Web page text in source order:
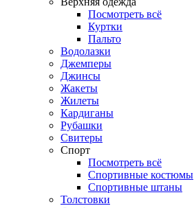
Посмотреть всё
Куртки
Пальто
Водолазки
Джемперы
Джинсы
Жакеты
Жилеты
Кардиганы
Рубашки
Свитеры
Спорт
Посмотреть всё
Спортивные костюмы
Спортивные штаны
Толстовки